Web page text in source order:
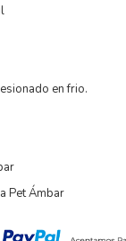
en frio.
Pet Ámbar